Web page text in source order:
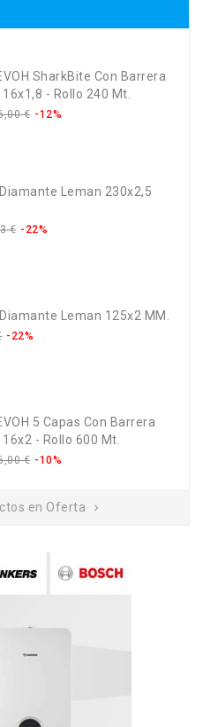
SharkBite Con Barrera
- Rollo 240 Mt.
€ -12%
Leman 230x2,5
€ -22%
Leman 125x2 MM.
-22%
5 Capas Con Barrera
- Rollo 600 Mt.
€ -10%
en Oferta 